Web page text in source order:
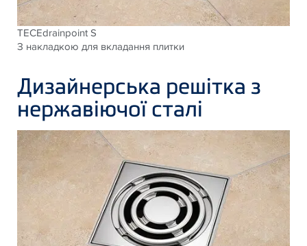
TECEdrainpoint S
З накладкою для вкладання плитки
Дизайнерська решітка з
нержавіючої сталі